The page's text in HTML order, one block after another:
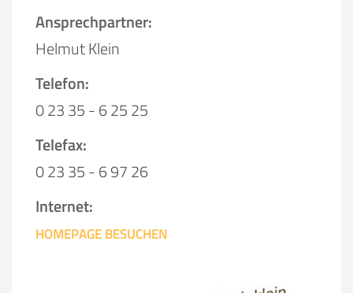
Ansprechpartner:
Helmut Klein
Telefon:
0 23 35 - 6 25 25
Telefax:
0 23 35 - 6 97 26
Internet:
HOMEPAGE BESUCHEN